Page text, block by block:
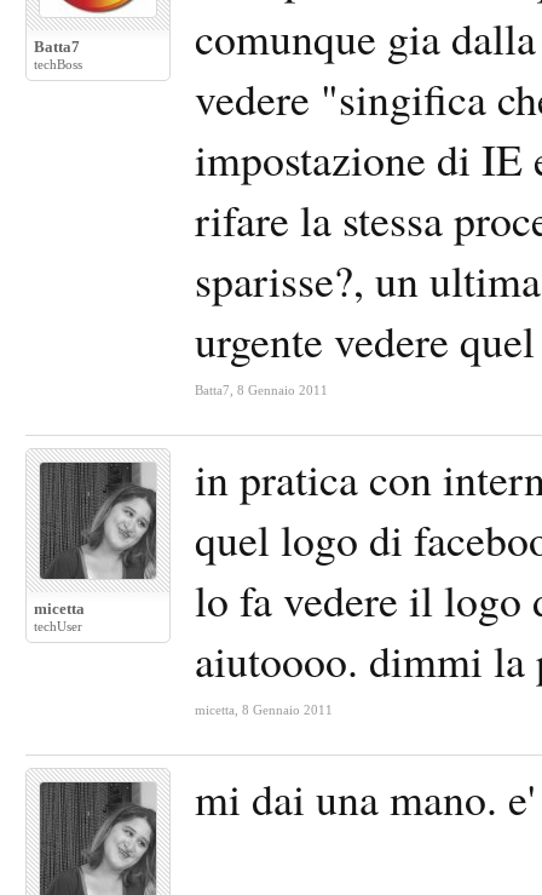
Batta7
techBoss
comunque gia
vedere "singifica
impostazione di IE
rifare la stessa
sparisse?, un
urgente vedere
Batta7 8 Gennaio 2011
micetta
techUser
in pratica con
quel logo di
lo fa vedere il logo
aiutoooo. dimmi la
micetta 8 Gennaio 2011
mi dai una mano.